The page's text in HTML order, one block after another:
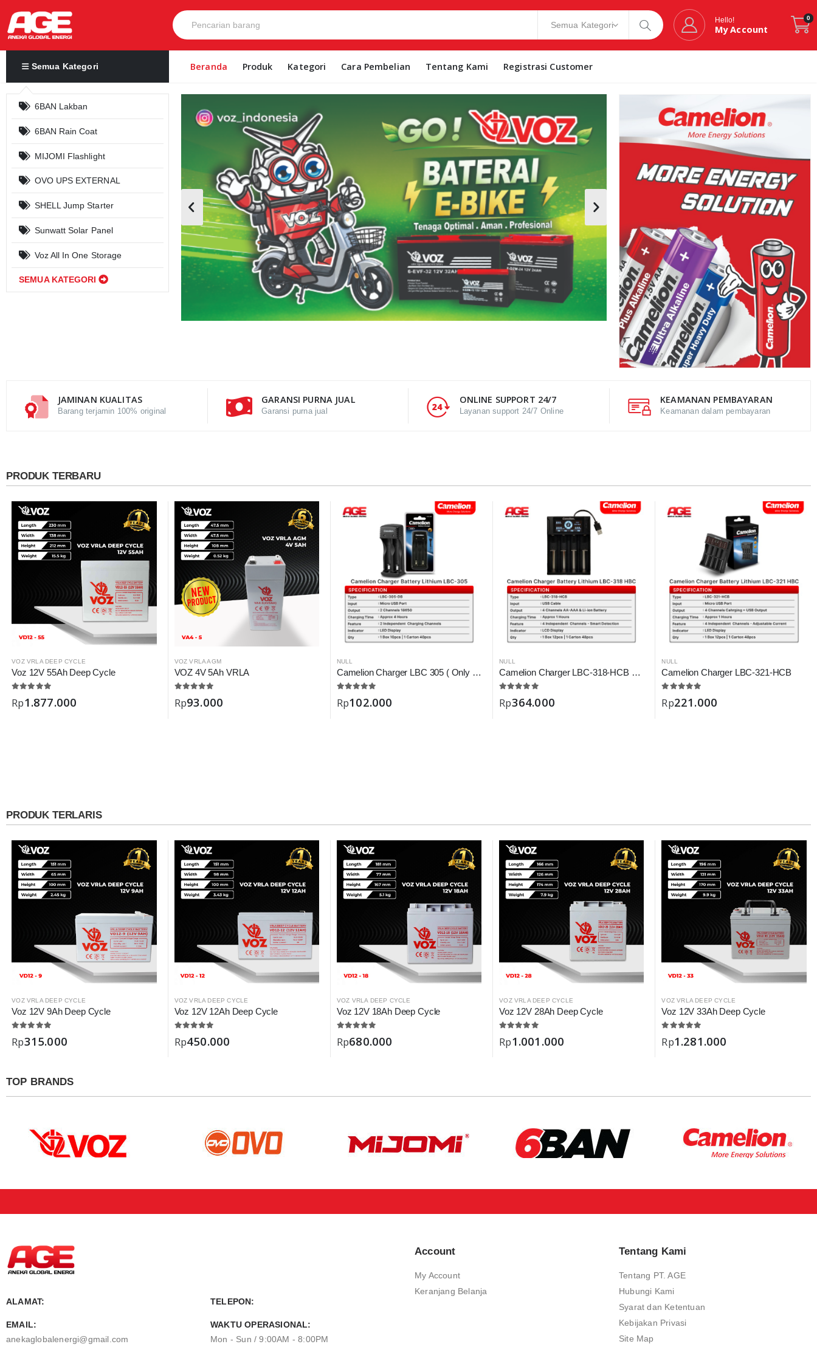
Hello!
My Account
0
Semua Kategori
6BAN Lakban
6BAN Rain Coat
MIJOMI Flashlight
OVO UPS EXTERNAL
SHELL Jump Starter
Sunwatt Solar Panel
Voz All In One Storage
SEMUA KATEGORI
Beranda Produk Kategori Cara Pembelian Tentang Kami Registrasi Customer
JAMINAN KUALITAS
Barang terjamin 100% original
GARANSI PURNA JUAL
Garansi purna jual
ONLINE SUPPORT 24/7
Layanan support 24/7 Online
KEAMANAN PEMBAYARAN
Keamanan dalam pembayaran
PRODUK TERBARU
VOZ VRLA DEEP CYCLE
Voz 12V 55Ah Deep Cycle
Rp1.877.000
VOZ VRLA AGM
VOZ 4V 5Ah VRLA
Rp93.000
NULL
Camelion Charger LBC 305 ( Only Battery 18650 )
Rp102.000
NULL
Camelion Charger LBC-318-HCB Digital
Rp364.000
NULL
Camelion Charger LBC-321-HCB
Rp221.000
PRODUK TERLARIS
VOZ VRLA DEEP CYCLE
Voz 12V 9Ah Deep Cycle
Rp315.000
VOZ VRLA DEEP CYCLE
Voz 12V 12Ah Deep Cycle
Rp450.000
VOZ VRLA DEEP CYCLE
Voz 12V 18Ah Deep Cycle
Rp680.000
VOZ VRLA DEEP CYCLE
Voz 12V 28Ah Deep Cycle
Rp1.001.000
VOZ VRLA DEEP CYCLE
Voz 12V 33Ah Deep Cycle
Rp1.281.000
TOP BRANDS
ALAMAT: TELEPON:
EMAIL:
anekaglobalenergi@gmail.com
WAKTU OPERASIONAL:
Mon - Sun / 9:00AM - 8:00PM
Account
My Account
Keranjang Belanja
Tentang Kami
Tentang PT. AGE
Hubungi Kami
Syarat dan Ketentuan
Kebijakan Privasi
Site Map